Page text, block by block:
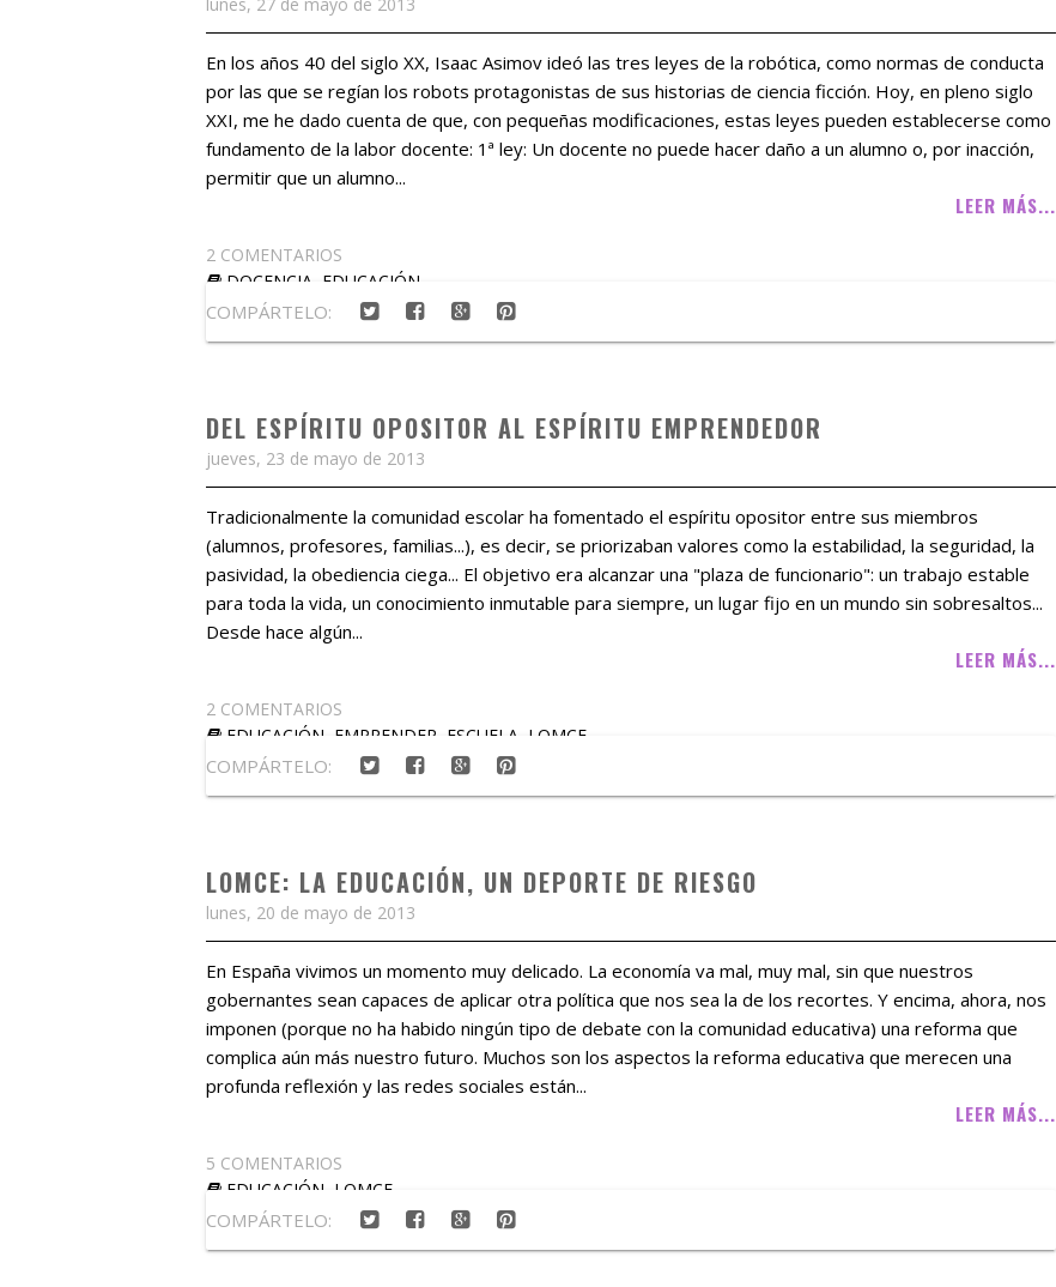
En los años 40 del siglo XX, Isaac Asimov ideó las tres leyes de la robótica, como normas de conducta
por las que se regían los robots protagonistas de sus historias de ciencia ficción. Hoy, en pleno siglo
XXI, me he dado cuenta de que, con pequeñas modificaciones, estas leyes pueden establecerse como
fundamento de la labor docente: 1ª ley: Un docente no puede hacer daño a un alumno o, por inacción,
permitir que un alumno...
LEER MÁS...
2 COMENTARIOS
DOCENCIA EDUCACIÓN
COMPÁRTELO:
DEL ESPÍRITU OPOSITOR AL ESPÍRITU EMPRENDEDOR
jueves, 23 de mayo de 2013
Tradicionalmente la comunidad escolar ha fomentado el espíritu opositor entre sus miembros
(alumnos, profesores, familias...), es decir, se priorizaban valores como la estabilidad, la seguridad, la
pasividad, la obediencia ciega... El objetivo era alcanzar una "plaza de funcionario": un trabajo estable
para toda la vida, un conocimiento inmutable para siempre, un lugar fijo en un mundo sin sobresaltos...
Desde hace algún...
LEER MÁS...
2 COMENTARIOS
EDUCACIÓN EMPRENDER ESCUELA LOMCE
COMPÁRTELO:
LOMCE: LA EDUCACIÓN, UN DEPORTE DE RIESGO
lunes, 20 de mayo de 2013
En España vivimos un momento muy delicado. La economía va mal, muy mal, sin que nuestros
gobernantes sean capaces de aplicar otra política que nos sea la de los recortes. Y encima, ahora, nos
imponen (porque no ha habido ningún tipo de debate con la comunidad educativa) una reforma que
complica aún más nuestro futuro. Muchos son los aspectos la reforma educativa que merecen una
profunda reflexión y las redes sociales están...
LEER MÁS...
5 COMENTARIOS
EDUCACIÓN LOMCE
COMPÁRTELO: